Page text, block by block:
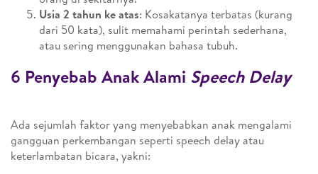
Usia 2 tahun ke atas: Kosakatanya terbatas (kurang
dari 50 kata), sulit memahami perintah sederhana,
atau sering menggunakan bahasa tubuh.
6 Penyebab Anak Alami Speech Delay
Ada sejumlah faktor yang menyebabkan anak mengalami
gangguan perkembangan seperti speech delay atau
keterlambatan bicara, yakni: